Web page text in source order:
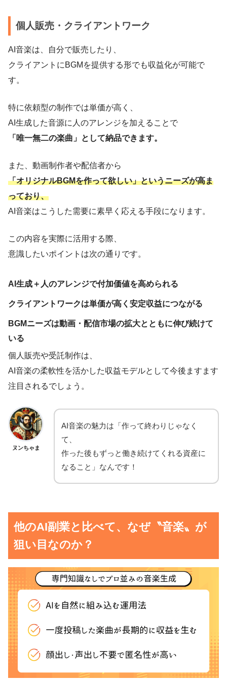
個人販売・クライアントワーク
AI音楽は、自分で販売したり、
クライアントにBGMを提供する形でも収益化が可能で
す。
特に依頼型の制作では単価が高く、
AI生成した音源に人のアレンジを加えることで
「唯一無二の楽曲」として納品できます。
また、動画制作者や配信者から
「オリジナルBGMを作って欲しい」というニーズが高ま
っており、
AI音楽はこうした需要に素早く応える手段になります。
この内容を実際に活用する際、
意識したいポイントは次の通りです。
AI生成＋人のアレンジで付加価値を高められる
クライアントワークは単価が高く安定収益につながる
BGMニーズは動画・配信市場の拡大とともに伸び続けて
いる
個人販売や受託制作は、
AI音楽の柔軟性を活かした収益モデルとして今後ますます
注目されるでしょう。
ヌンちゃま
AI音楽の魅力は「作って終わりじゃなく
て、
作った後もずっと働き続けてくれる資産に
なること」なんです！
他のAI副業と比べて、なぜ〝音楽〟が
狙い目なのか？